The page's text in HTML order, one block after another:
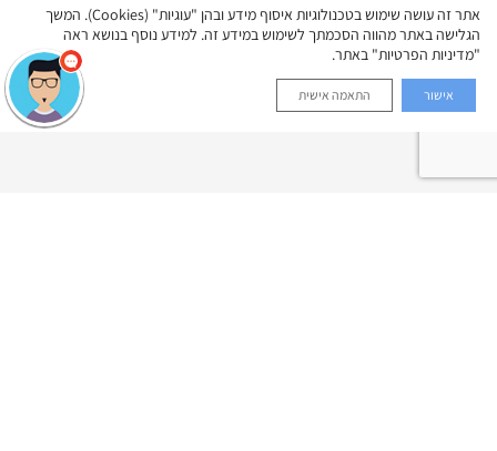
אתר זה עושה שימוש בטכנולוגיות איסוף מידע ובהן "עוגיות" (Cookies). המשך
הגלישה באתר מהווה הסכמתך לשימוש במידע זה. למידע נוסף בנושא ראה
"מדיניות הפרטיות" באתר.
אישור התאמה אישית